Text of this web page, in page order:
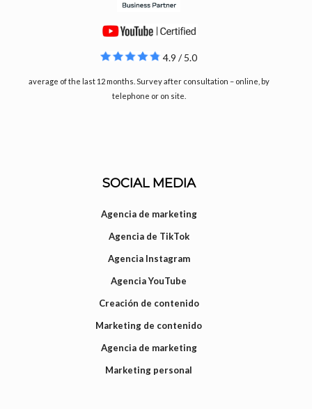
4.9 / 5.0
average of the last 12 months. Survey after consultation – online, by
telephone or on site.
SOCIAL MEDIA
Agencia de marketing
Agencia de TikTok
Agencia Instagram
Agencia YouTube
Creación de contenido
Marketing de contenido
Agencia de marketing
Marketing personal